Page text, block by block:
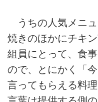
うちの人気メニ
焼きのほかにチキ
組員にとって、食
ので、とにかく「
言ってもらえる料